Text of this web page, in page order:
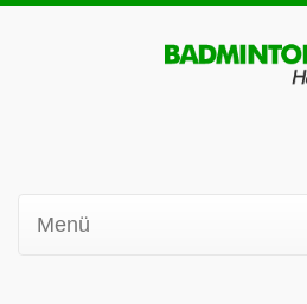
Menü